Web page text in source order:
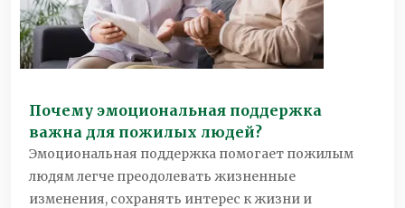
Почему эмоциональная поддержка
важна для пожилых людей?
Эмоциональная поддержка помогает пожилым
людям легче преодолевать жизненные
изменения, сохранять интерес к жизни и